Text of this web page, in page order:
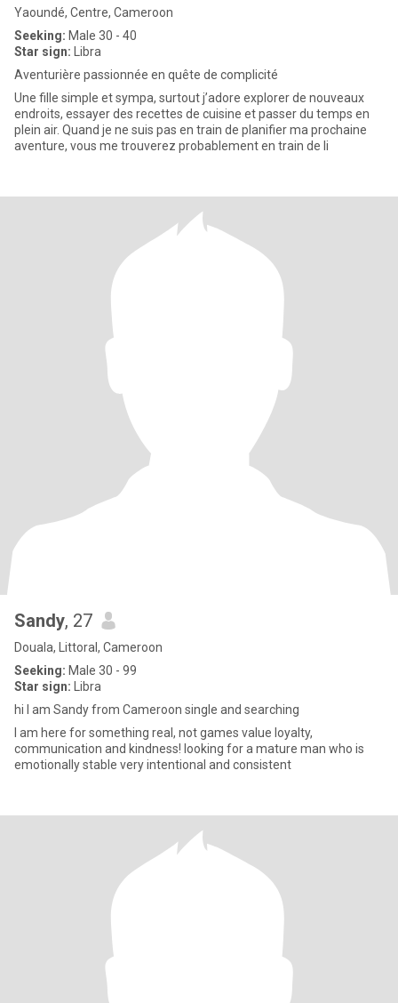
Yaoundé, Centre, Cameroon
Seeking: Male 30 - 40
Star sign: Libra
Aventurière passionnée en quête de complicité
Une fille simple et sympa, surtout j’adore explorer de nouveaux
endroits, essayer des recettes de cuisine et passer du temps en
plein air. Quand je ne suis pas en train de planifier ma prochaine
aventure, vous me trouverez probablement en train de li
Sandy, 27
Douala, Littoral, Cameroon
Seeking: Male 30 - 99
Star sign: Libra
hi I am Sandy from Cameroon single and searching
I am here for something real, not games value loyalty,
communication and kindness! looking for a mature man who is
emotionally stable very intentional and consistent